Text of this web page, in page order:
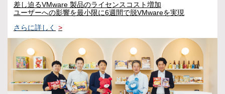
差し迫るVMware 製品のライセンスコスト増加
ユーザーへの影響を最小限に6週間で脱VMwareを実現
さらに詳しく
>